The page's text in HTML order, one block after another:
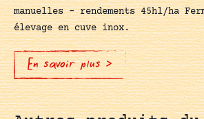
manuelles - rendements 45hl/ha
élevage en cuve inox.
En savoir plus >